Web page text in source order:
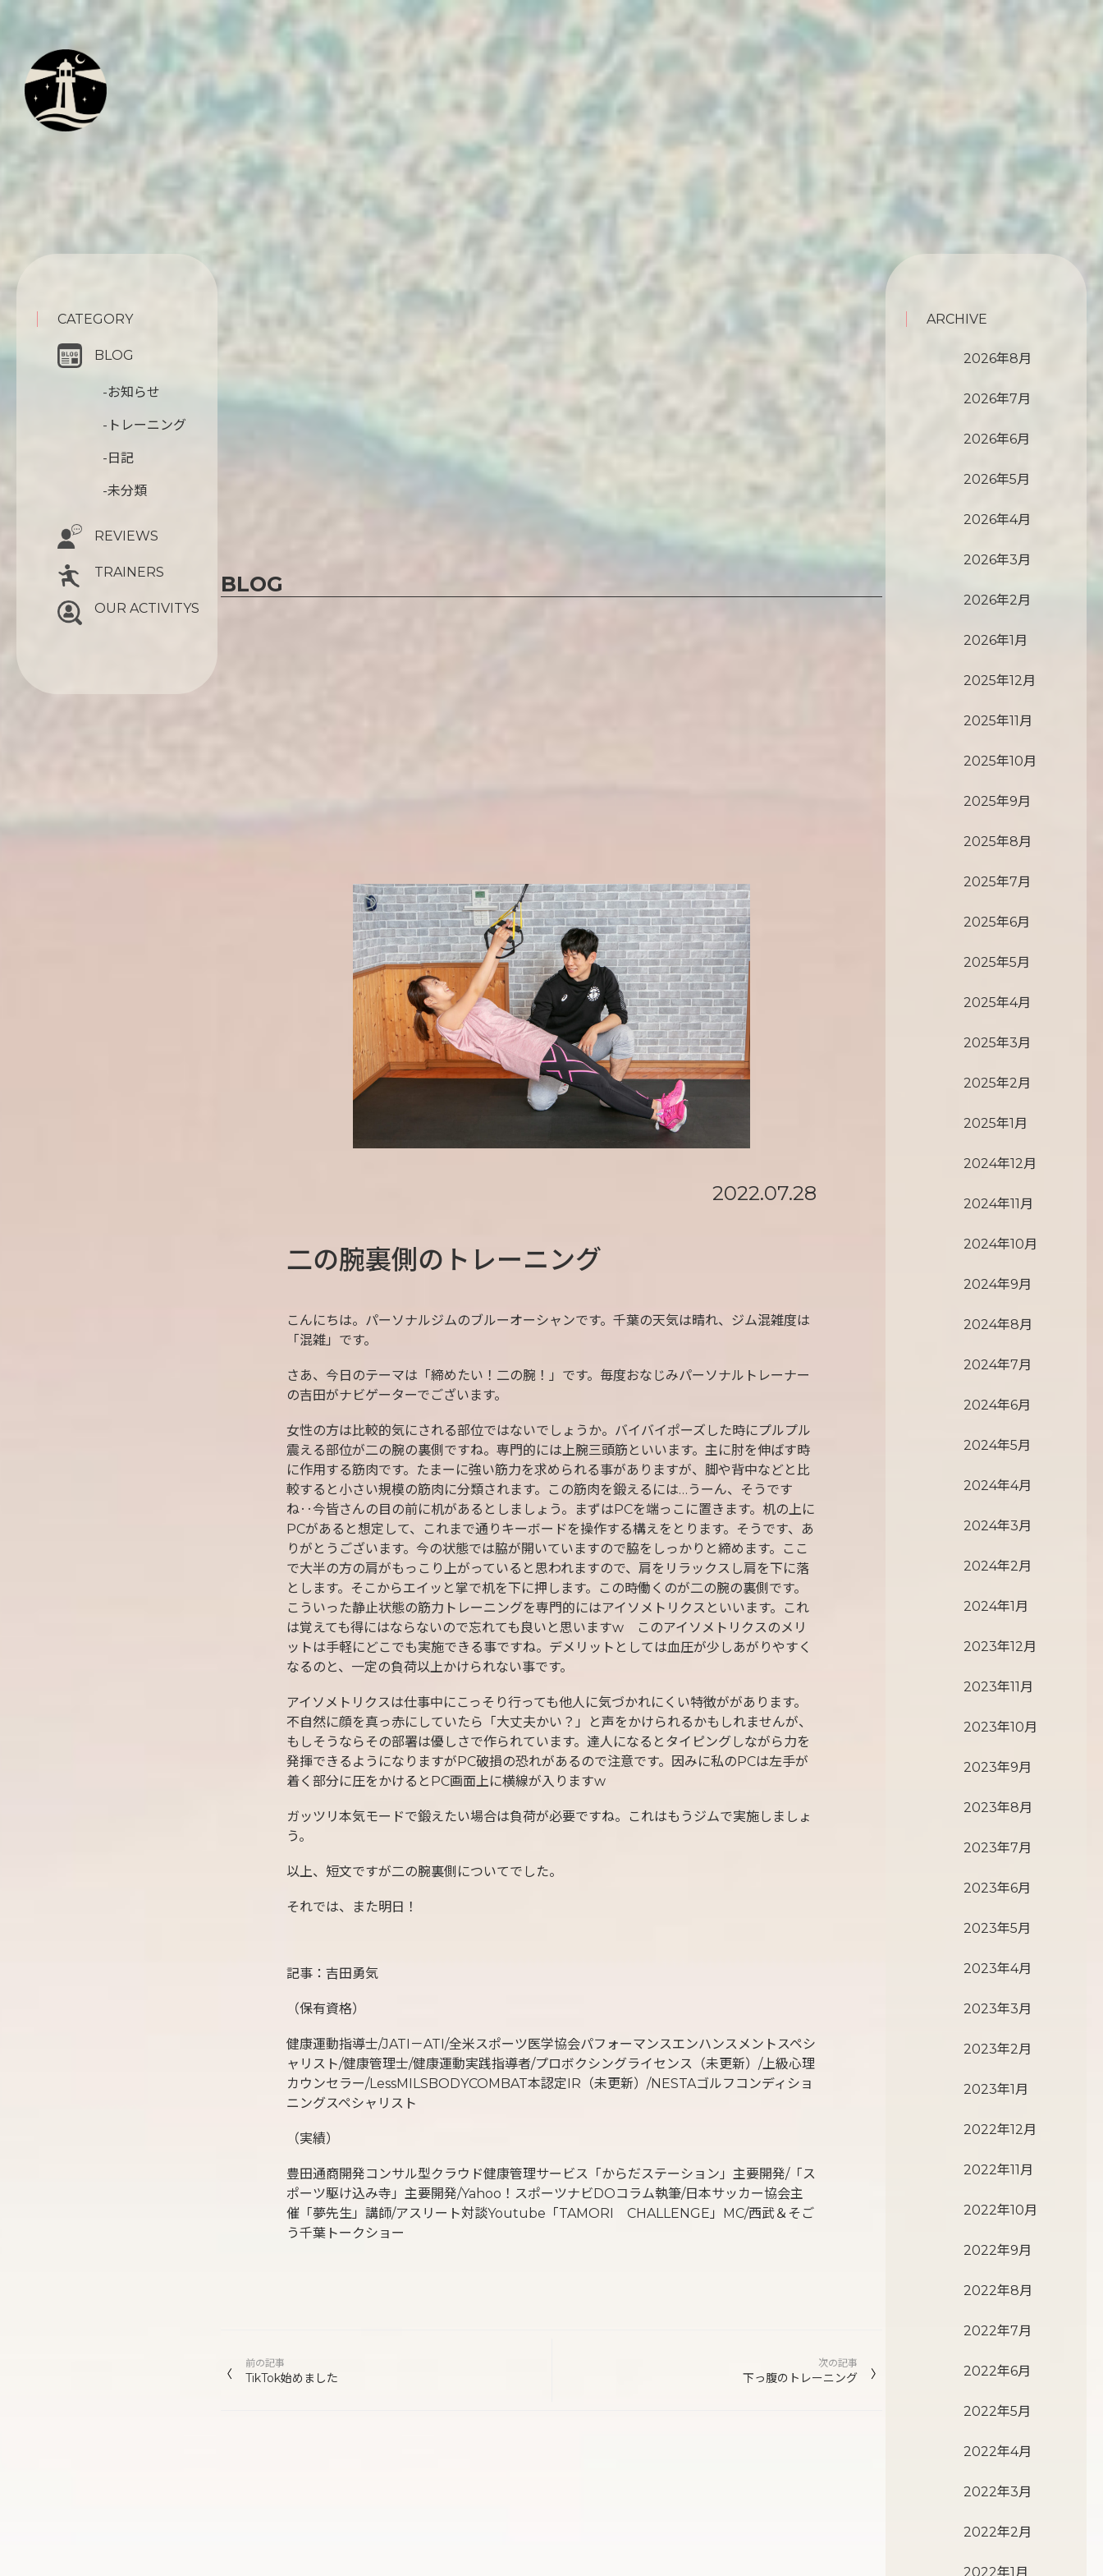
BLOG
2022.07.28
二の腕裏側のトレーニング
こんにちは。パーソナルジムのブルーオーシャンです。千葉の天気は晴れ、ジム混雑度は
「混雑」です。
さあ、今日のテーマは「締めたい！二の腕！」です。毎度おなじみパーソナルトレーナー
の吉田がナビゲーターでございます。
女性の方は比較的気にされる部位ではないでしょうか。バイバイポーズした時にプルプル
震える部位が二の腕の裏側ですね。専門的には上腕三頭筋といいます。主に肘を伸ばす時
に作用する筋肉です。たまーに強い筋力を求められる事がありますが、脚や背中などと比
較すると小さい規模の筋肉に分類されます。この筋肉を鍛えるには…うーん、そうです
ね‥今皆さんの目の前に机があるとしましょう。まずはPCを端っこに置きます。机の上に
PCがあると想定して、これまで通りキーボードを操作する構えをとります。そうです、あ
りがとうございます。今の状態では脇が開いていますので脇をしっかりと締めます。ここ
で大半の方の肩がもっこり上がっていると思われますので、肩をリラックスし肩を下に落
とします。そこからエイッと掌で机を下に押します。この時働くのが二の腕の裏側です。
こういった静止状態の筋力トレーニングを専門的にはアイソメトリクスといいます。これ
は覚えても得にはならないので忘れても良いと思いますw このアイソメトリクスのメリ
ットは手軽にどこでも実施できる事ですね。デメリットとしては血圧が少しあがりやすく
なるのと、一定の負荷以上かけられない事です。
アイソメトリクスは仕事中にこっそり行っても他人に気づかれにくい特徴ががあります。
不自然に顔を真っ赤にしていたら「大丈夫かい？」と声をかけられるかもしれませんが、
もしそうならその部署は優しさで作られています。達人になるとタイピングしながら力を
発揮できるようになりますがPC破損の恐れがあるので注意です。因みに私のPCは左手が
着く部分に圧をかけるとPC画面上に横線が入りますw
ガッツリ本気モードで鍛えたい場合は負荷が必要ですね。これはもうジムで実施しましょ
う。
以上、短文ですが二の腕裏側についてでした。
それでは、また明日！
記事：吉田勇気
（保有資格）
健康運動指導士/JATI－ATI/全米スポーツ医学協会パフォーマンスエンハンスメントスペシ
ャリスト/健康管理士/健康運動実践指導者/プロボクシングライセンス（未更新）/上級心理
カウンセラー/LessMILSBODYCOMBAT本認定IR（未更新）/NESTAゴルフコンディショ
ニングスペシャリスト
（実績）
豊田通商開発コンサル型クラウド健康管理サービス「からだステーション」主要開発/「ス
ポーツ駆け込み寺」主要開発/Yahoo！スポーツナビDOコラム執筆/日本サッカー協会主
催「夢先生」講師/アスリート対談Youtube「TAMORI CHALLENGE」MC/西武＆そご
う千葉トークショー
稿
前の記事
TikTok始めました
次の記事
下っ腹のトレーニング
CATEGORY
BLOG
-お知らせ
-トレーニング
-日記
-未分類
REVIEWS
TRAINERS
OUR ACTIVITYS
ARCHIVE
2026年8月
2026年7月
2026年6月
2026年5月
2026年4月
2026年3月
2026年2月
2026年1月
2025年12月
2025年11月
2025年10月
2025年9月
2025年8月
2025年7月
2025年6月
2025年5月
2025年4月
2025年3月
2025年2月
2025年1月
2024年12月
2024年11月
2024年10月
2024年9月
2024年8月
2024年7月
2024年6月
2024年5月
2024年4月
2024年3月
2024年2月
2024年1月
2023年12月
2023年11月
2023年10月
2023年9月
2023年8月
2023年7月
2023年6月
2023年5月
2023年4月
2023年3月
2023年2月
2023年1月
2022年12月
2022年11月
2022年10月
2022年9月
2022年8月
2022年7月
2022年6月
2022年5月
2022年4月
2022年3月
2022年2月
2022年1月